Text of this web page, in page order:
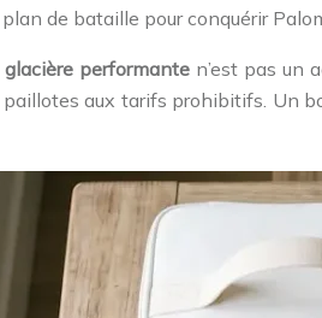
de bataille pour conquérir
glacière performante n’est pas un
aux tarifs prohibitifs. Un